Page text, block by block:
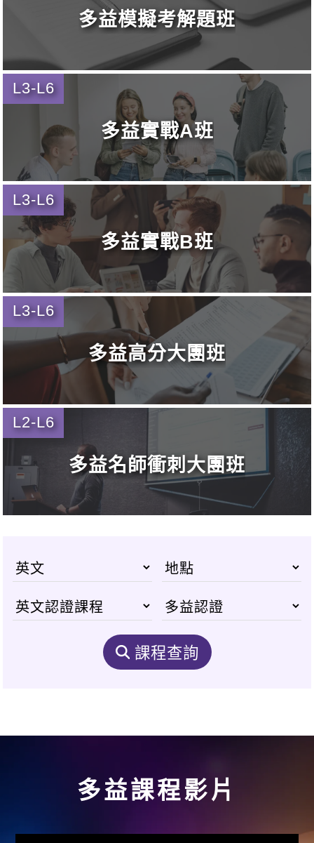
多益模擬考解題班
L3-L6
多益實戰A班
L3-L6
多益實戰B班
L3-L6
多益高分大團班
L2-L6
多益名師衝刺大團班
課程查詢
多益課程影片